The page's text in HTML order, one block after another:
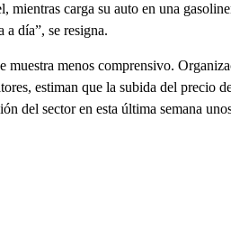
mientras carga su auto en una
día”, se resigna.
muestra menos comprensivo.
estiman que la subida del precio
del sector en esta última semana